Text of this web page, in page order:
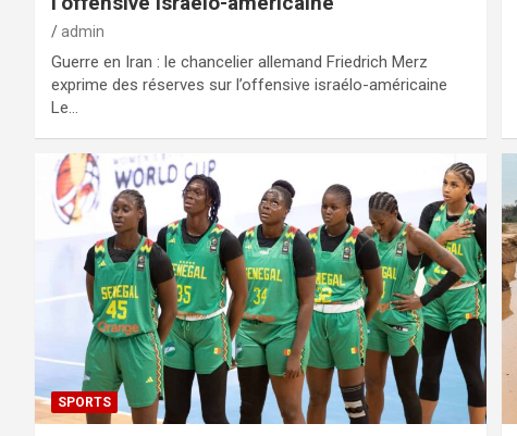
admin
Guerre en Iran : le chancelier allemand Friedrich Merz
exprime des réserves sur l’offensive israélo-américaine
Le…
SPORTS